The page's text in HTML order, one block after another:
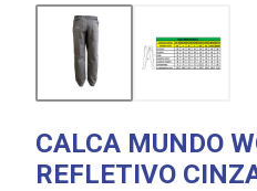
CALCA MUNDO
REFLETIVO